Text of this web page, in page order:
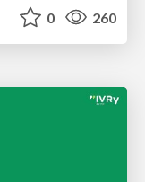
0 260